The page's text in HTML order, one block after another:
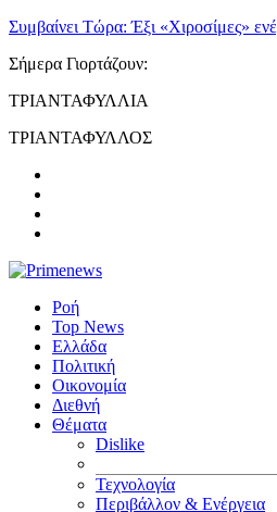
Συμβαίνει Τώρα: Έξι «Χιροσίμες»
Σήμερα Γιορτάζουν:
ΤΡΙΑΝΤΑΦΥΛΛΙΑ
ΤΡΙΑΝΤΑΦΥΛΛΟΣ
Ροή
Top News
Ελλάδα
Πολιτική
Οικονομία
Διεθνή
Θέματα
Dislike
Τεχνολογία
Περιβάλλον & Ενέργεια